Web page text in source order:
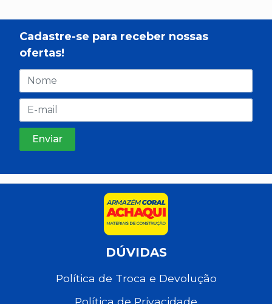
Cadastre-se para receber nossas
ofertas!
DÚVIDAS
Política de Troca e Devolução
Política de Privacidade